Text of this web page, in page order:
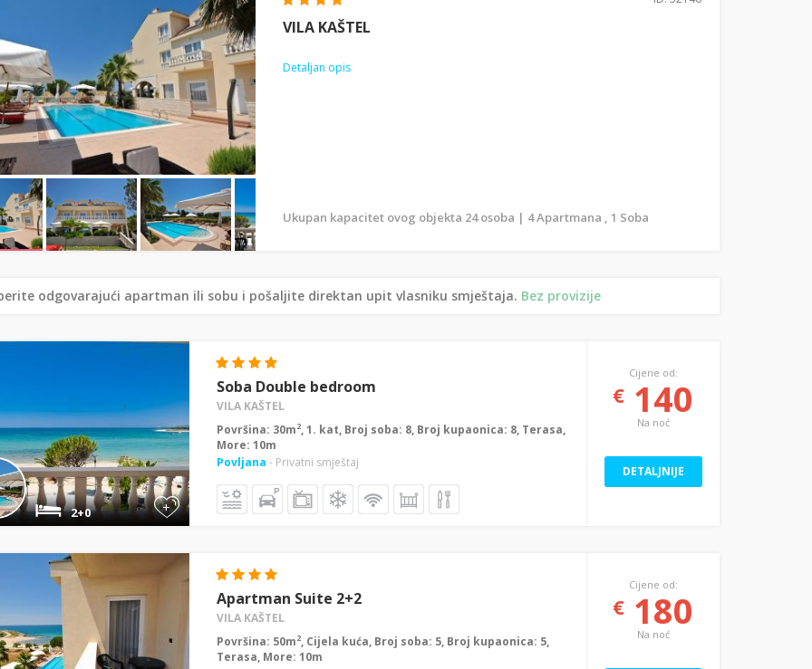
VILA KAŠTEL
Detaljan opis
Ukupan kapacitet ovog objekta 24 osoba | 4 Apartmana , 1 Soba
odgovarajući apartman ili sobu i pošaljite direktan upit vlasniku smještaja. Bez provizije
+
2+0
Soba Double bedroom
VILA KAŠTEL
Površina: 30m2, 1. kat, Broj soba: 8, Broj kupaonica: 8, Terasa,
More: 10m
Povljana - Privatni smještaj
Cijene od:
€ 140
Na noć
DETALJNIJE
Apartman Suite 2+2
VILA KAŠTEL
Površina: 50m2, Cijela kuća, Broj soba: 5, Broj kupaonica: 5,
Terasa, More: 10m
Cijene od:
€ 180
Na noć